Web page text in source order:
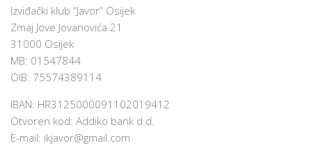
Izviđački klub “Javor” Osijek
Zmaj Jove Jovanovića 21
31000 Osijek
MB: 01547844
OIB: 75574389114
IBAN: HR3125000091102019412
Otvoren kod: Addiko bank d.d.
E-mail: ikjavor@gmail.com